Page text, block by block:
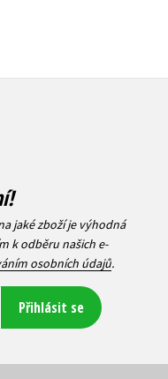
jaké zboží je výhodná
k odběru našich e-
osobních údajů.
Přihlásit se